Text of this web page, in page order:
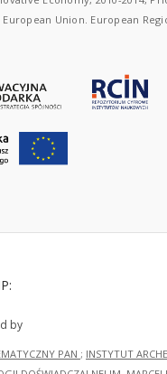
Union. European
by
PAN ; INSTYTUT